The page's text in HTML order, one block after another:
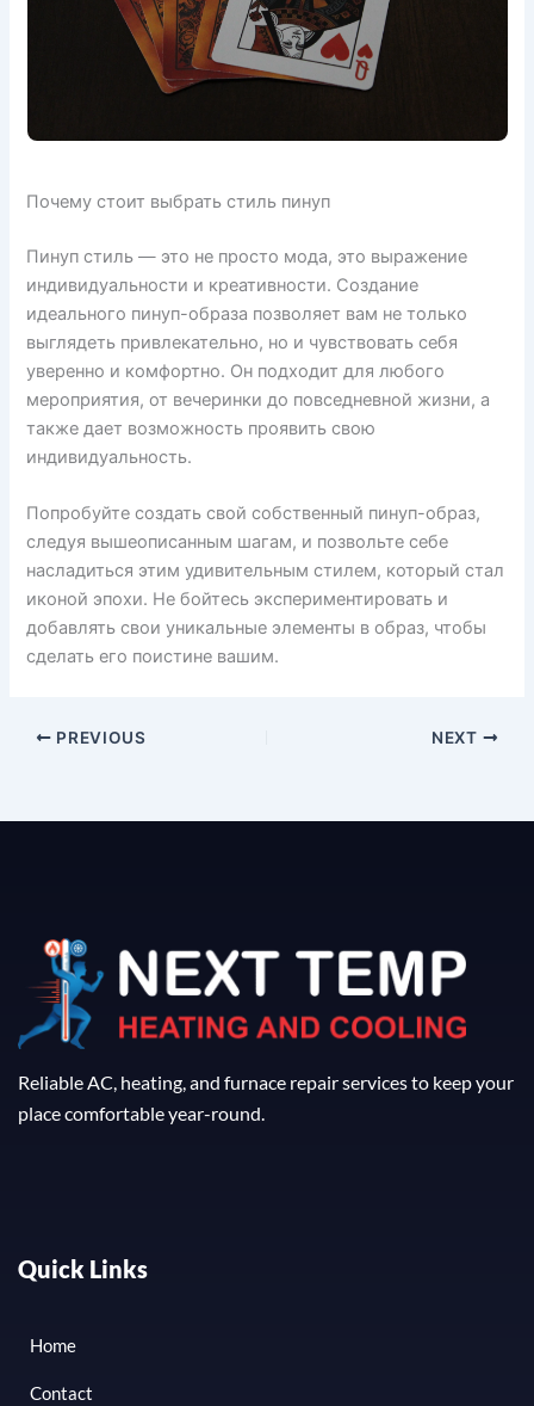
Почему стоит выбрать стиль пинуп
Пинуп стиль — это не просто мода, это выражение
индивидуальности и креативности. Создание
идеального пинуп-образа позволяет вам не только
выглядеть привлекательно, но и чувствовать себя
уверенно и комфортно. Он подходит для любого
мероприятия, от вечеринки до повседневной жизни, а
также дает возможность проявить свою
индивидуальность.
Попробуйте создать свой собственный пинуп-образ,
следуя вышеописанным шагам, и позвольте себе
насладиться этим удивительным стилем, который стал
иконой эпохи. Не бойтесь экспериментировать и
добавлять свои уникальные элементы в образ, чтобы
сделать его поистине вашим.
PREVIOUS NEXT
Reliable AC, heating, and furnace repair services to keep your
place comfortable year-round.
Quick Links
Home
Contact